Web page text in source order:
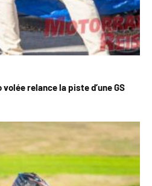
volée relance la piste d’une GS